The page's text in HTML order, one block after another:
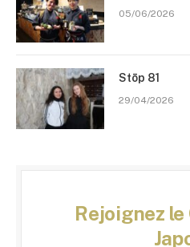
05/06/2026
Stōp 81
29/04/2026
Rejoignez le